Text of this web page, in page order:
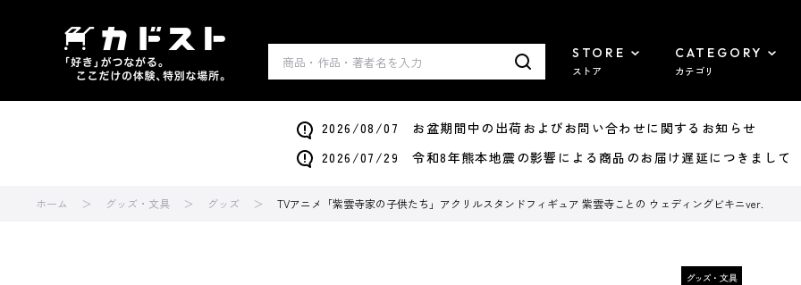
STORE
ストア
CATEGORY
カテゴリ
2026/08/07 お盆期間中の出荷およびお問い合わせに関するお知らせ
2026/07/29 令和8年熊本地震の影響による商品のお届け遅延につきまして
ホーム グッズ・文具 グッズ TVアニメ「紫雲寺家の子供たち」アクリルスタンドフィギュア 紫雲寺ことの ウェディングビキニver.